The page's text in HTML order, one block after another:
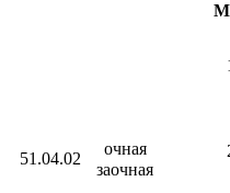
51.04.02
очная
заочная